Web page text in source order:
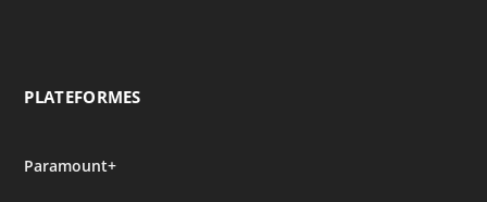
PLATEFORMES
Paramount+